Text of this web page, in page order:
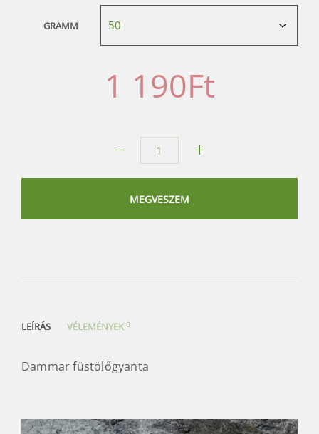
GRAMM
1 190Ft
MEGVESZEM
LEÍRÁS VÉLEMÉNYEK0
Dammar füstölőgyanta